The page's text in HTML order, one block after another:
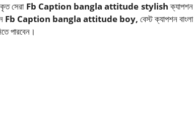
সেরা Fb Caption bangla attitude stylishক্যাপশন
Fb Caption bangla attitude boy, বেস্ট ক্যাপশন বাংলা
পারবেন।